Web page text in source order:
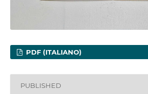
PDF (ITALIANO)
PUBLISHED